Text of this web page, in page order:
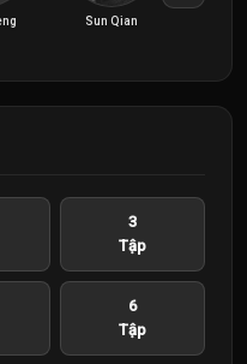
Sun Qian
3
Tập
6
Tập